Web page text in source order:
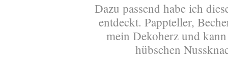
Dazu passend habe ich
entdeckt. Pappteller,
mein Dekoherz und
hübschen